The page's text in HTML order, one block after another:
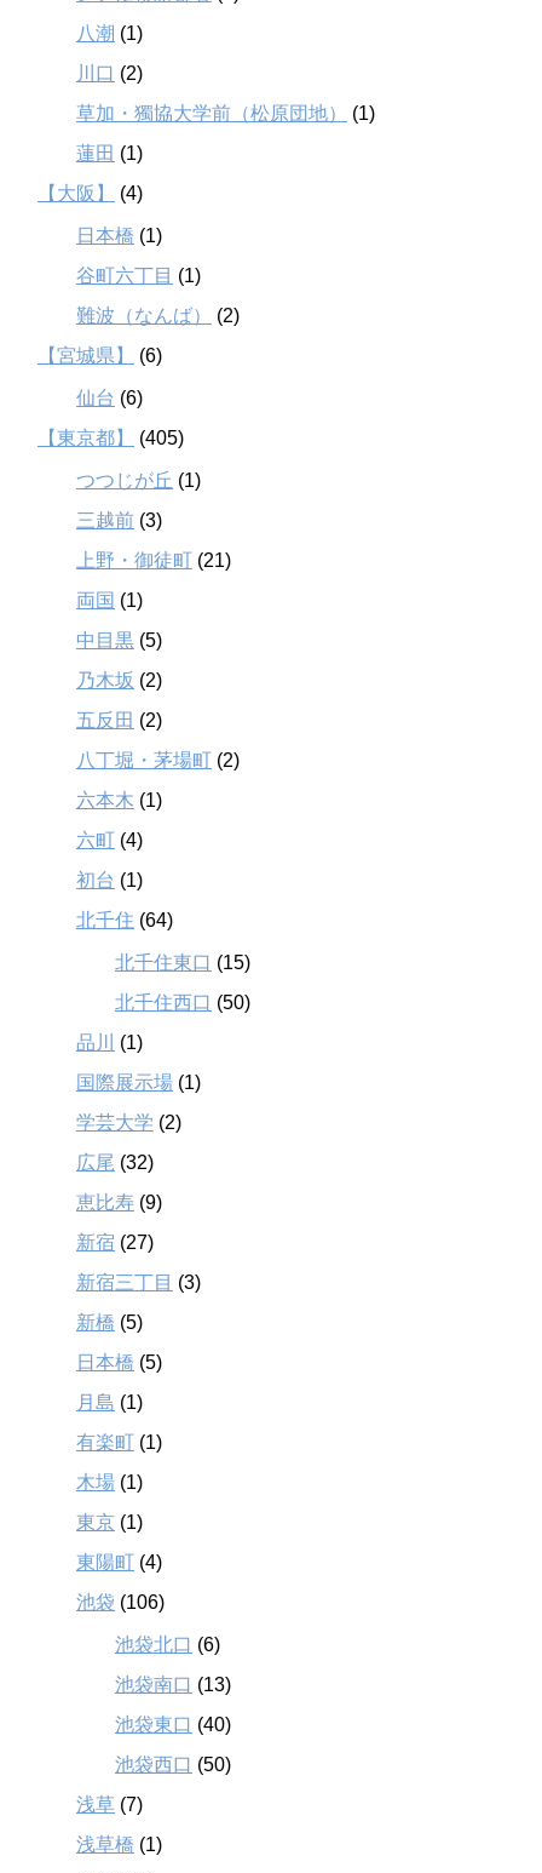
八潮 (1)
川口 (2)
草加・獨協大学前（松原団地）
(1)
蓮田 (1)
【大阪】
(4)
日本橋 (1)
谷町六丁目 (1)
難波（なんば）
(2)
【宮城県】
(6)
仙台 (6)
【東京都】
(405)
つつじが丘 (1)
三越前 (3)
上野・御徒町 (21)
両国 (1)
中目黒 (5)
乃木坂 (2)
五反田 (2)
八丁堀・茅場町 (2)
六本木 (1)
六町 (4)
初台 (1)
北千住 (64)
北千住東口 (15)
北千住西口 (50)
品川
(1)
国際展示場 (1)
学芸大学 (2)
広尾 (32)
恵比寿 (9)
新宿 (27)
新宿三丁目 (3)
新橋 (5)
日本橋 (5)
月島 (1)
有楽町 (1)
木場 (1)
東京 (1)
東陽町 (4)
池袋 (106)
池袋北口 (6)
池袋南口 (13)
池袋東口 (40)
池袋西口 (50)
浅草 (7)
浅草橋 (1)